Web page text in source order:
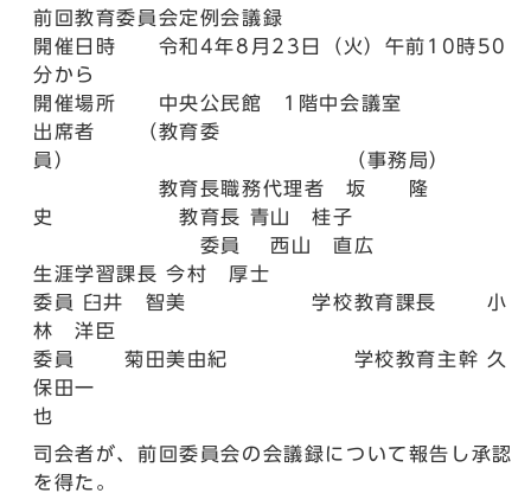
前回教育委員会定例会議録
開催日時 令和4年8月23日（火）午前10時50
分から
開催場所 中央公民館 1階中会議室
出席者 （教育委
員） （事務局）
教育長職務代理者 坂 隆
史 教育長 青山 桂子
委員 西山 直広
生涯学習課長 今村 厚士
委員 臼井 智美 学校教育課長 小
林 洋臣
委員 菊田美由紀 学校教育主幹 久
保田一
司会者が、前回委員会の会議録について報告し承認
を得た。